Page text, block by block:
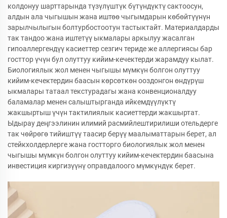
колдонуу шарттарында түзүлүштүк бүтүндүктү сактоосун,
алдын ала чыгышын жана иштөө чыгымдарын көбөйтүүнүн
зарылчылыгын болтурбостоотун тастыктайт. Материалдарды
так тандоо жана иштетүү ыкмалары аркылуу жасалган
гипоаллергендүү касиеттер сезгич териде же аллергиясы бар
госттор үчүн бул олуттуу кийим-кечектерди жарамдуу кылат.
Биологиялык жол менен чыгышы мүмкүн болгон олуттуу
кийим-кечектердин баасын көрсөткөн ооздонгон өндүрүш
ыкмалары татаал текстурадагы жана конвенционалдуу
баламалар менен салыштырганда ийкемдүүлүктү
жакшыртыш үчүн тактилиялык касиеттерди жакшыртат.
Ыдырау деңгээлинин илимий расмийлештирилиши отельдерге
так чөйрөгө тийиштүү таасир берүү маалыматтарын берет, ал
стейкхолдерлерге жана гостторго биологиялык жол менен
чыгышы мүмкүн болгон олуттуу кийим-кечектердин баасына
инвестиция киргизүүнү оправдалоого мүмкүндүк берет.